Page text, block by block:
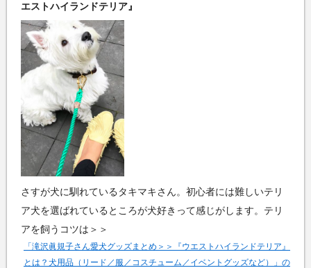
エストハイランドテリア』
さすが犬に馴れているタキマキさん。初心者には難しいテリ
ア犬を選ばれているところが犬好きって感じがします。テリ
アを飼うコツは＞＞
「滝沢眞規子さん愛犬グッズまとめ＞＞『ウエストハイランドテリア』
とは？犬用品（リード／服／コスチューム／イベントグッズなど）」の